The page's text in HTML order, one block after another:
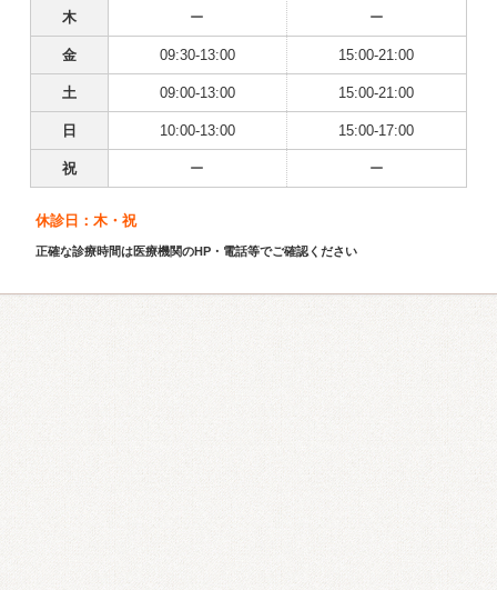
木 ー ー
金 09:30-13:00 15:00-21:00
土 09:00-13:00 15:00-21:00
日 10:00-13:00 15:00-17:00
祝 ー ー
休診日：木・祝
正確な診療時間は医療機関のHP・電話等でご確認ください